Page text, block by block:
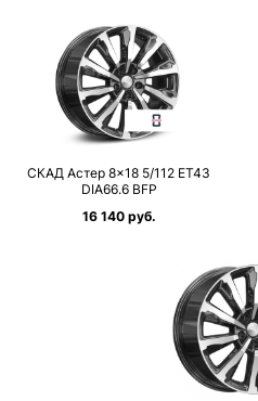
СКАД Астер 8×18 5/112 ET43
DIA66.6 BFP
16 140 руб.